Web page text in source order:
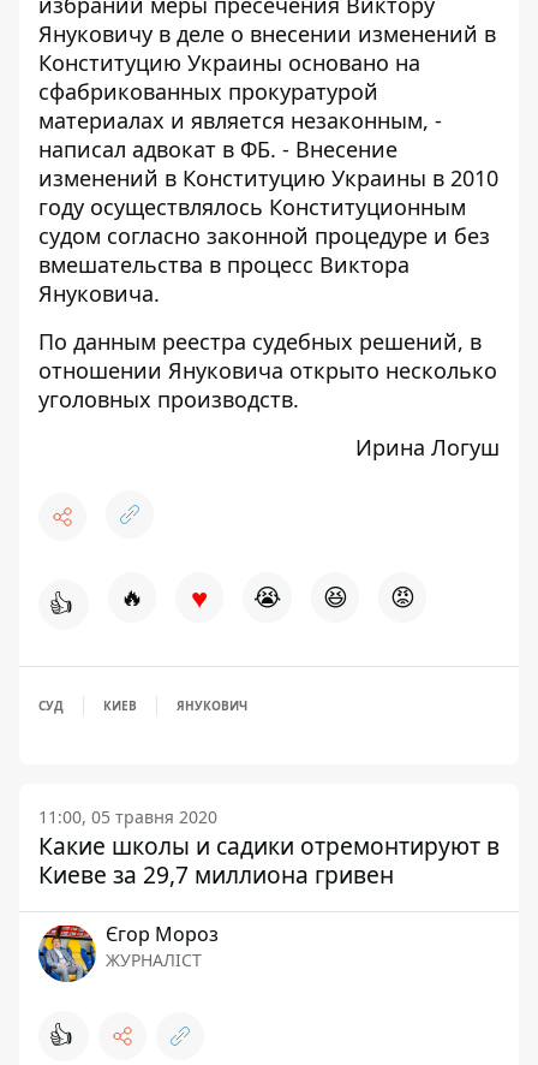
Януковичу в деле о внесении изменений в
Конституцию Украины основано на
сфабрикованных прокуратурой
материалах и является незаконным, -
написал адвокат в ФБ. - Внесение
изменений в Конституцию Украины в 2010
году осуществлялось Конституционным
судом согласно законной процедуре и без
вмешательства в процесс Виктора
Януковича.
По данным реестра судебных решений, в
отношении Януковича открыто несколько
уголовных производств.
Ирина Логуш
👍 🔥 ♥ 😭 😆 😡
СУД КИЕВ ЯНУКОВИЧ
11:00, 05 травня 2020
Какие школы и садики отремонтируют в
Киеве за 29,7 миллиона гривен
Єгор Мороз
ЖУРНАЛІСТ
👍